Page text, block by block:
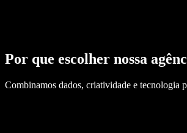
Por que escolher nossa
Combinamos dados, criatividade e tecnologia